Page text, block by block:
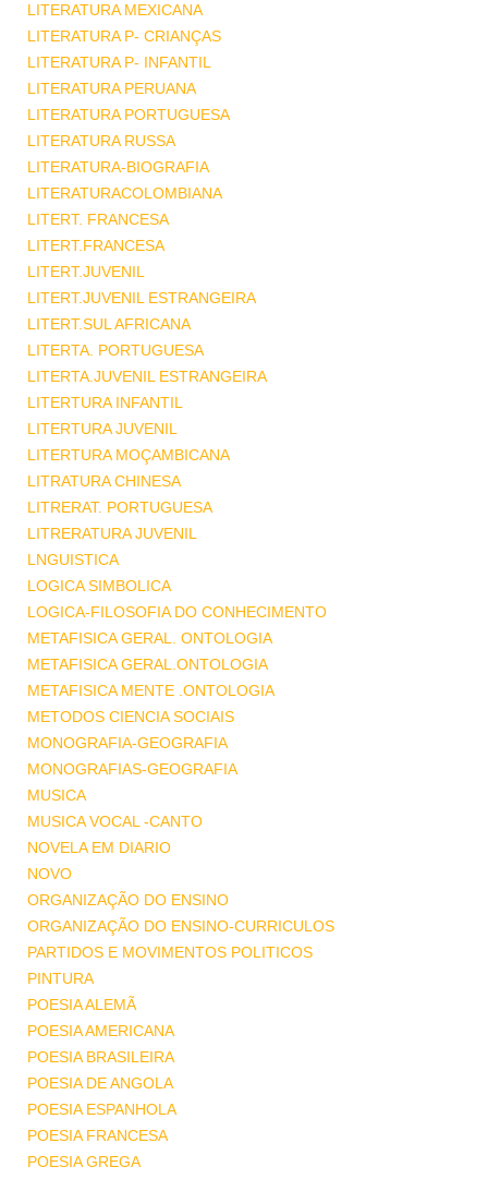
LITERATURA MEXICANA
LITERATURA P- CRIANÇAS
LITERATURA P- INFANTIL
LITERATURA PERUANA
LITERATURA PORTUGUESA
LITERATURA RUSSA
LITERATURA-BIOGRAFIA
LITERATURACOLOMBIANA
LITERT. FRANCESA
LITERT.FRANCESA
LITERT.JUVENIL
LITERT.JUVENIL ESTRANGEIRA
LITERT.SUL AFRICANA
LITERTA. PORTUGUESA
LITERTA.JUVENIL ESTRANGEIRA
LITERTURA INFANTIL
LITERTURA JUVENIL
LITERTURA MOÇAMBICANA
LITRATURA CHINESA
LITRERAT. PORTUGUESA
LITRERATURA JUVENIL
LNGUISTICA
LOGICA SIMBOLICA
LOGICA-FILOSOFIA DO CONHECIMENTO
METAFISICA GERAL. ONTOLOGIA
METAFISICA GERAL.ONTOLOGIA
METAFISICA MENTE .ONTOLOGIA
METODOS CIENCIA SOCIAIS
MONOGRAFIA-GEOGRAFIA
MONOGRAFIAS-GEOGRAFIA
MUSICA
MUSICA VOCAL -CANTO
NOVELA EM DIARIO
NOVO
ORGANIZAÇÃO DO ENSINO
ORGANIZAÇÃO DO ENSINO-CURRICULOS
PARTIDOS E MOVIMENTOS POLITICOS
PINTURA
POESIA ALEMÃ
POESIA AMERICANA
POESIA BRASILEIRA
POESIA DE ANGOLA
POESIA ESPANHOLA
POESIA FRANCESA
POESIA GREGA